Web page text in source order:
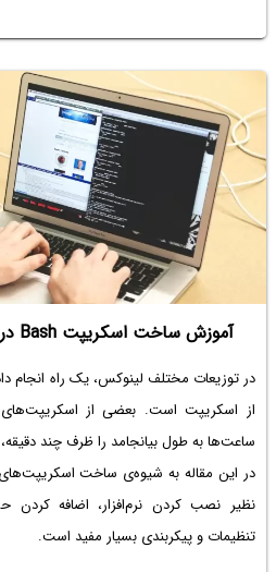
آموزش ساخت اسکریپت Bash در لینوکس و اجرا کردن آن
در توزیعات مختلف لینوکس، یک راه انجام
ساعت‌ها به طول بیانجامد را ظرف چند
در این مقاله به شیوه‌ی ساخت
نظیر نصب کردن نرم‌افزار، اضافه کردن
تنظیمات و پیکربندی بسیار مفید است.